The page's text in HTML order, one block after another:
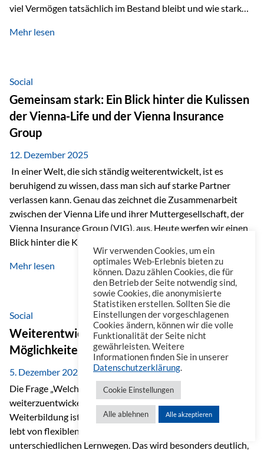
viel Vermögen tatsächlich im Bestand bleibt und wie stark
Beispiel verdeutlicht diese Wirkung besonders deutlich.
hinzukommen, spielt nicht nur die Rendite eine Rolle. Auch
steuerliche Effekte haben einen erheblichen Einfluss auf…
Mehr lesen
Social
Gemeinsam stark: Ein Blick hinter die Kulissen
der Vienna-Life und der Vienna Insurance
Group
12. Dezember 2025
In einer Welt, die sich ständig weiterentwickelt, ist es
beruhigend zu wissen, dass man sich auf starke Partner
verlassen kann. Genau das zeichnet die Zusammenarbeit
zwischen der Vienna Life und ihrer Muttergesellschaft, der
Vienna Insurance Group (VIG), aus. Heute werfen wir einen
Blick hinter die Kulissen auf eine Unternehmensgruppe mit
beeindruckender Geschichte, gewachsenem Know-how und
einem stabilen Fundament. Ein starkes Netzwerk in ganz
Europa Die Vienna Insurance Group ist die führende
Versicherungsgruppe in Zentral- und Osteuropa. Mit über
50 Versicherungsgesellschaften in insgesamt 30 Ländern
verbindet sie regionale Stärke mit internationaler
Kompetenz.
Mehr lesen
Social
Weiterentwicklung im Berufsalltag: Welche
Möglichkeiten es gibt
5. Dezember 2025
Die Frage „Welche Möglichkeiten gibt es, sich
weiterzuentwickeln?“ lässt sich heute vielseitig beantworten.
Weiterbildung ist längst kein starrer Prozess mehr, sondern
lebt von flexiblen Formaten, individuellen Bedürfnissen und
unterschiedlichen Lernwegen. Das wird besonders deutlich,
Wir verwenden Cookies, um ein
optimales Web-Erlebnis bieten zu
können. Dazu zählen Cookies, die für
den Betrieb der Seite notwendig sind,
sowie Cookies, die anonymisierte
Statistiken erstellen. Sollten Sie die
Einstellungen der vorgeschlagenen
Cookies ändern, können wir die volle
Funktionalität der Seite nicht
gewährleisten. Weitere
Informationen finden Sie in unserer
Datenschutzerklärung.
Cookie Einstellungen
Alle ablehnen Alle akzeptieren